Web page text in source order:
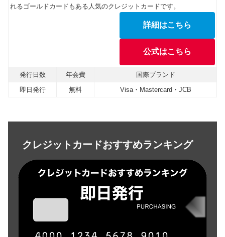
れるゴールドカードもある人気のクレジットカードです。
詳細はこちら
公式はこちら
発行日数 年会費
国際ブランド
即日発行
無料 Visa・Mastercard・JCB
クレジットカードおすすめランキング